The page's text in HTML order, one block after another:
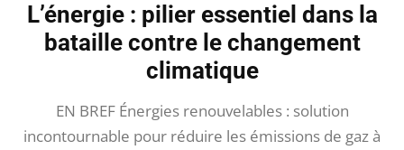
L’énergie : pilier essentiel dans la
bataille contre le changement
climatique
EN BREF Énergies renouvelables : solution
incontournable pour réduire les émissions de gaz à